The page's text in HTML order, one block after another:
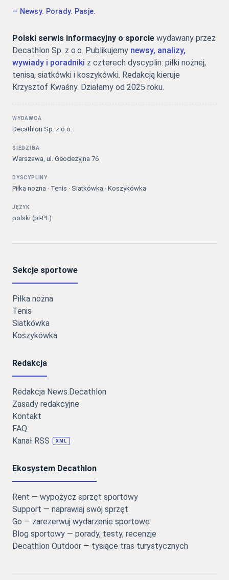
— Newsy. Porady. Pasje.
Polski serwis informacyjny o sporcie wydawany przez
Decathlon Sp. z o.o. Publikujemy newsy, analizy,
wywiady i poradniki z czterech dyscyplin: piłki nożnej,
tenisa, siatkówki i koszykówki. Redakcją kieruje
Krzysztof Kwaśny. Działamy od 2025 roku.
WYDAWCA
Decathlon Sp. z o.o.
SIEDZIBA
Warszawa, ul. Geodezyjna 76
DYSCYPLINY
Piłka nożna · Tenis · Siatkówka · Koszykówka
JĘZYK
polski (pl-PL)
Sekcje sportowe
Piłka nożna
Tenis
Siatkówka
Koszykówka
Redakcja
Redakcja News.Decathlon
Zasady redakcyjne
Kontakt
FAQ
Kanał RSS
XML
Ekosystem Decathlon
Rent — wypożycz sprzęt sportowy
Support — naprawiaj swój sprzęt
Go — zarezerwuj wydarzenie sportowe
Blog sportowy — porady, testy, recenzje
Decathlon Outdoor — tysiące tras turystycznych